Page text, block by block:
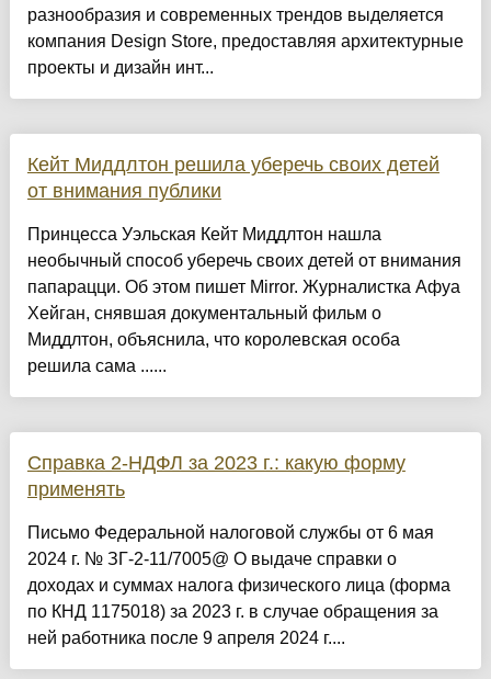
разнообразия и современных трендов выделяется
компания Design Store, предоставляя архитектурные
проекты и дизайн инт...
Кейт Миддлтон решила уберечь своих детей
от внимания публики
Принцесса Уэльская Кейт Миддлтон нашла
необычный способ уберечь своих детей от внимания
папарацци. Об этом пишет Mirror. Журналистка Афуа
Хейган, снявшая документальный фильм о
Миддлтон, объяснила, что королевская особа
решила сама ......
Справка 2-НДФЛ за 2023 г.: какую форму
применять
Письмо Федеральной налоговой службы от 6 мая
2024 г. № ЗГ-2-11/7005@ О выдаче справки о
доходах и суммах налога физического лица (форма
по КНД 1175018) за 2023 г. в случае обращения за
ней работника после 9 апреля 2024 г....